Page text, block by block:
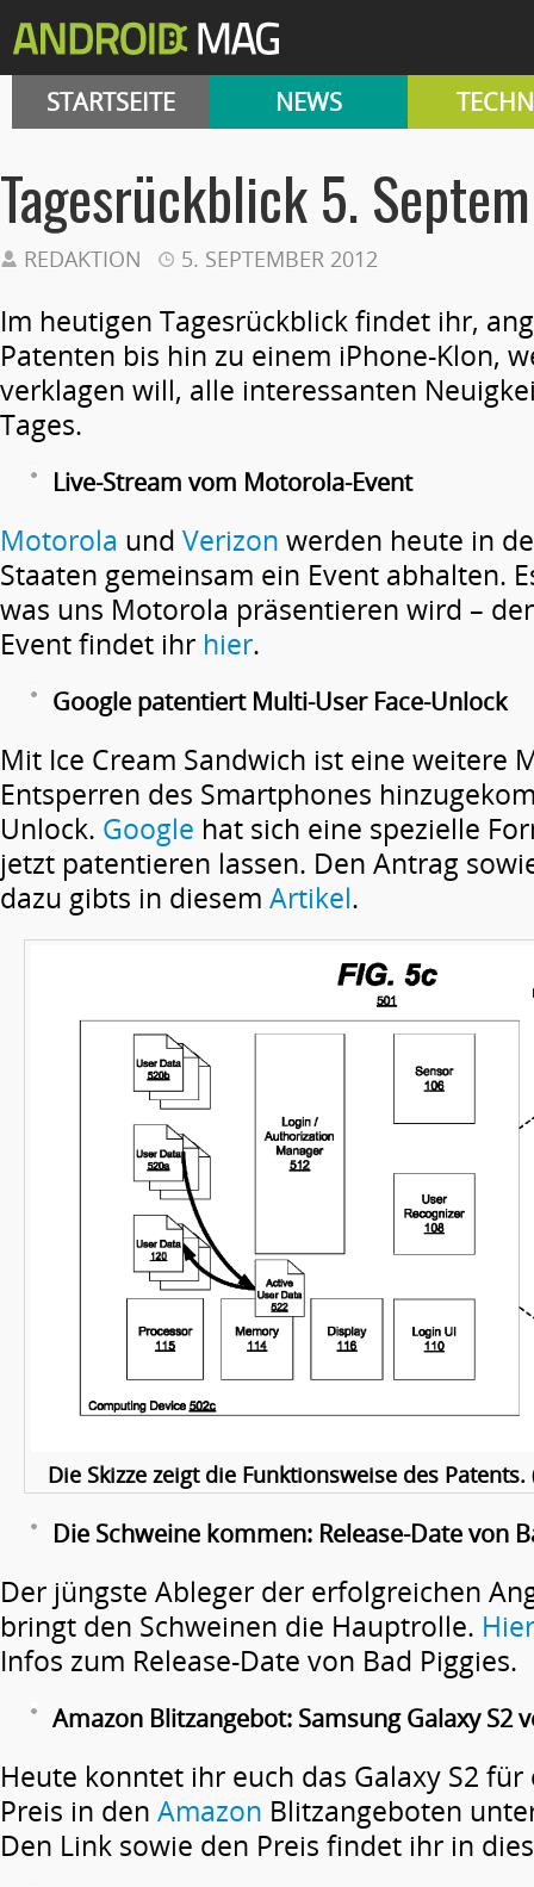
STARTSEITE NEWS
Tagesrückblick 5.
REDAKTION 5. SEPTEMBER 2012
Im heutigen Tagesrückblick findet ihr,
Patenten bis hin zu einem iPhone-Klon,
verklagen will, alle interessanten
Tages.
Live-Stream vom Motorola-Event
Motorola und Verizon werden heute in
Staaten gemeinsam ein Event abhalten.
was uns Motorola präsentieren wird –
Event findet ihr hier.
Google patentiert Multi-User Face-Unlock
Mit Ice Cream Sandwich ist eine weitere
Entsperren des Smartphones
Unlock. Google hat sich eine spezielle
jetzt patentieren lassen. Den Antrag
dazu gibts in diesem Artikel.
Die Skizze zeigt die Funktionsweise des
Die Schweine kommen: Release-Date von
Der jüngste Ableger der erfolgreichen
bringt den Schweinen die Hauptrolle. Hier
Infos zum Release-Date von Bad Piggies.
Amazon Blitzangebot: Samsung Galaxy S2
Heute konntet ihr euch das Galaxy S2
Preis in den Amazon Blitzangeboten
Den Link sowie den Preis findet ihr in